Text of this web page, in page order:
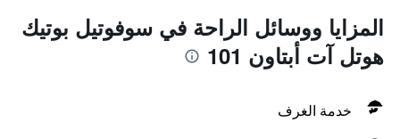
المزايا ووسائل الراحة في سوفوتيل بوتيك
هوتل آت أبتاون 101
خدمة الغرف